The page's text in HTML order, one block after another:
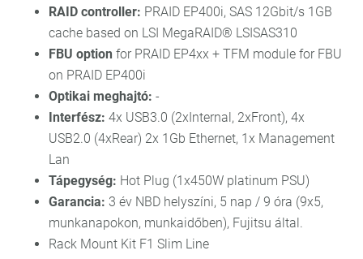
RAID controller: PRAID EP400i, SAS 12Gbit/s 1GB
cache based on LSI MegaRAID® LSISAS310
FBU option for PRAID EP4xx + TFM module for FBU
on PRAID EP400i
Optikai meghajtó: -
Interfész: 4x USB3.0 (2xInternal, 2xFront), 4x
USB2.0 (4xRear) 2x 1Gb Ethernet, 1x Management
Lan
Tápegység: Hot Plug (1x450W platinum PSU)
Garancia: 3 év NBD helyszíni, 5 nap / 9 óra (9x5,
munkanapokon, munkaidőben), Fujitsu által.
Rack Mount Kit F1 Slim Line